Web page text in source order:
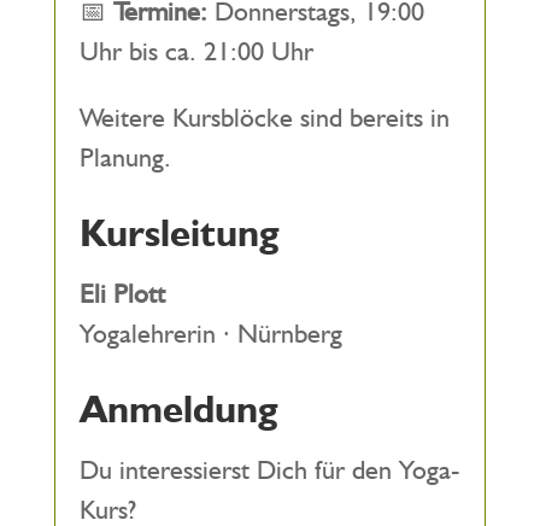
📅 Termine: Donnerstags, 19:00
Uhr bis ca. 21:00 Uhr
Weitere Kursblöcke sind bereits in
Planung.
Kursleitung
Eli Plott
Yogalehrerin · Nürnberg
Anmeldung
Du interessierst Dich für den Yoga-
Kurs?